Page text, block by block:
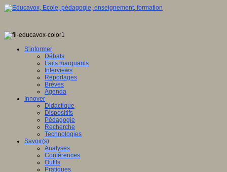
S'informer
Débats
Faits marquants
Interviews
Reportages
Brèves
Agenda
Innover
Didactique
Dispositifs
Pédagogie
Recherche
Technologies
Savoir(s)
Analyses
Conférences
Outils
Pratiques